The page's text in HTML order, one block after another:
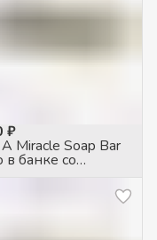
₽
Miracle Soap Bar
банке со